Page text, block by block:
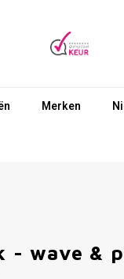
Merken
- wave &